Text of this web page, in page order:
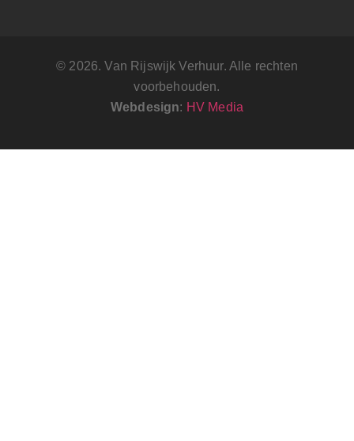
© 2026. Van Rijswijk Verhuur. Alle rechten
voorbehouden.
Webdesign: HV Media